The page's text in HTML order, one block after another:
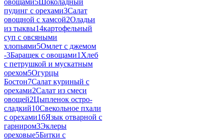
овощами5Шоколадный
пудинг с орехами3Салат
овощной с хамсой2Оладьи
из тыквы14картофельный
суп с овсяными
хлопьями5Омлет с джемом
-3Баращек с овощами1 Хлеб
с петрушкой и мускатным
орехом5Огурцы
Бостон7Салат куриный с
орехами2Салат из смеси
овощей2Цыпленок остро-
сладкий10Свекольное пхали
с орехами16Язык отварной с
гарниром3Эклеры
ореховые5Битки с